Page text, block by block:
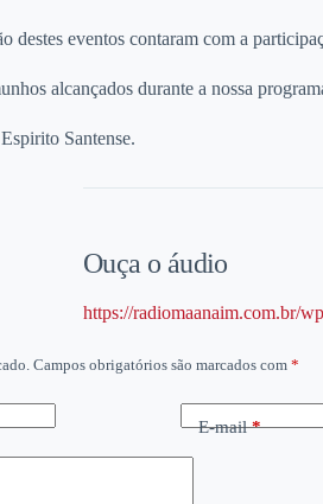
destes eventos contaram com a
alcançados durante a nossa
Santense.
Ouça o áudio
https://radiomaanaim.com.br/
Campos obrigatórios são marcados com *
E-mail*